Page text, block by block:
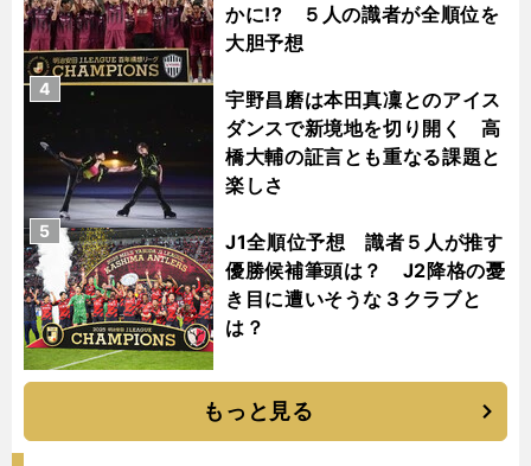
かに!? ５人の識者が全順位を
大胆予想
宇野昌磨は本田真凜とのアイス
ダンスで新境地を切り開く 高
橋大輔の証言とも重なる課題と
楽しさ
4
J1全順位予想 識者５人が推す
優勝候補筆頭は？ J2降格の憂
き目に遭いそうな３クラブと
は？
5
もっと見る